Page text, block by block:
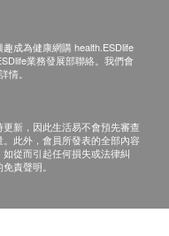
部跟進。
成為健康網購 health.ESDlife
業務發展部聯絡。我們會
。
新，因此生活易不會預先審查
此外，會員所發表的全部內容
從而引起任何損失或法律糾
責聲明。